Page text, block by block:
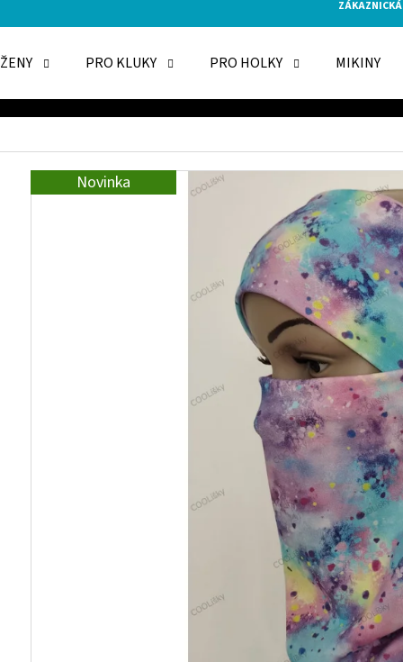
ŽENY PRO KLUKY PRO HOLKY MIKINY
Novinka
CO POTŘEBUJETE NAJÍT?
HLEDAT
DOPORUČUJEME
170 Kč